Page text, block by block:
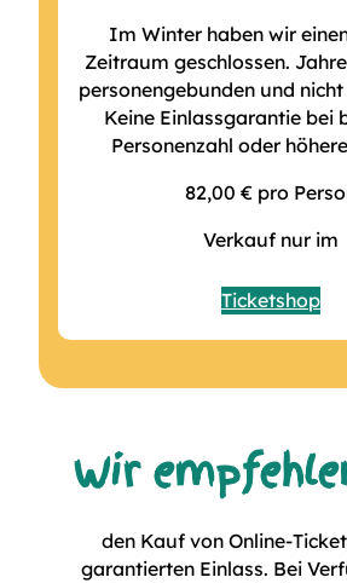
Im Winter haben wir
Zeitraum geschlossen.
personengebunden und
Keine Einlassgarantie bei
Personenzahl oder
82,00 € pro
Verkauf nur im
Ticketshop
Wir
den Kauf von Online-
garantierten Einlass. Bei